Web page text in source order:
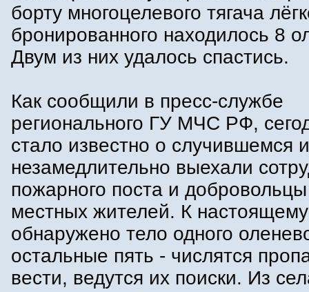
борту многоцелевого тягача
бронированного находилось 8
Двум из них удалось спастись.
Как сообщили в пресс-службе
регионального ГУ МЧС РФ,
стало известно о случившемся
незамедлительно выехали
пожарного поста и
местных жителей. К
обнаружено тело одного
остальные пять - числятся
вести, ведутся их поиски. Из